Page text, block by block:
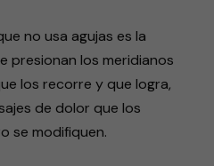
no usa agujas es la
presionan los meridianos
los recorre y que logra,
de dolor que los
se modifiquen.